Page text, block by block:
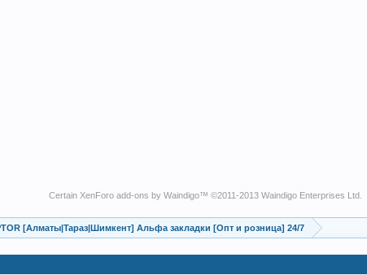
Certain XenForo add-ons by Waindigo™ ©2011-2013 Waindigo Enterprises Ltd.
[Алматы|Taраз|Шимкент] Альфа закладки [Опт и розница] 24/7